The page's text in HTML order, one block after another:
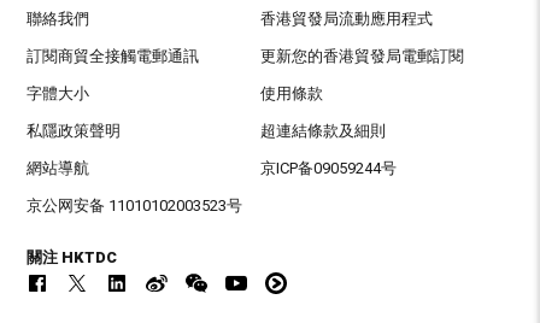
聯絡我們 香港貿發局流動應用程式
訂閱商貿全接觸電郵通訊 更新您的香港貿發局電郵訂閱
字體大小 使用條款
私隱政策聲明 超連結條款及細則
網站導航 京ICP备09059244号
京公网安备 11010102003523号
關注 HKTDC